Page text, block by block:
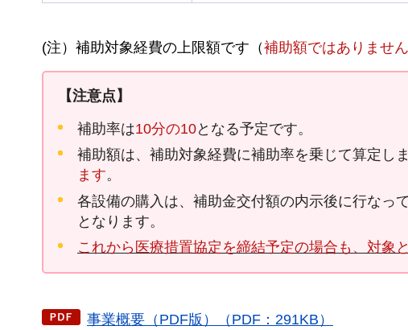
(注）補助対象経費の上限額です（補助額ではありません
【注意点】
補助率は10分の10となる予定です。
補助額は、補助対象経費に補助率を乗じて算定し
ます。
各設備の購入は、補助金交付額の内示後に行なって
となります。
これから医療措置協定を締結予定の場合も、対象
事業概要（PDF版）（PDF：291KB）